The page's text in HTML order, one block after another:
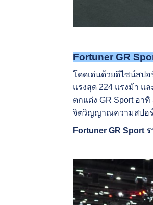
Fortuner GR
โดดเด่นด้วยดีไซน์สป
แรงสุด 224 แรงม้า แ
ตกแต่ง GR Sport อา
จิตวิญญาณความสปอร์
Fortuner GR Sport